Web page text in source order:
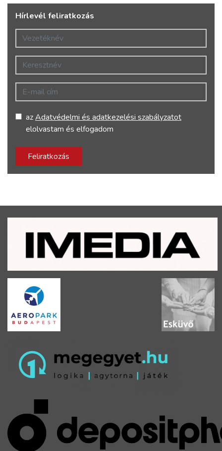
Hírlevél feliratkozás
Vezetéknév
Keresztnév
E-mail cím
azAdatvédelmi és adatkezelési szabályzatot
elolvastam és elfogadom
Feliratkozás